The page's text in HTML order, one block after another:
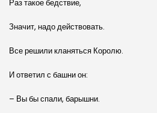
Раз такое бедствие,
Значит, надо действовать.
Все решили кланяться Королю.
И ответил с башни он:
– Вы бы спали, барышни.